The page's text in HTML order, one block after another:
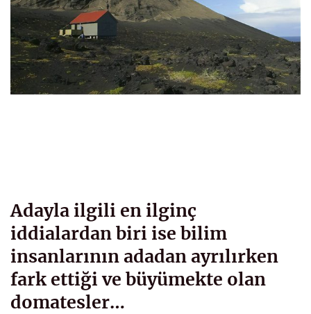
Adayla ilgili en ilginç
iddialardan biri ise bilim
insanlarının adadan ayrılırken
fark ettiği ve büyümekte olan
domatesler…